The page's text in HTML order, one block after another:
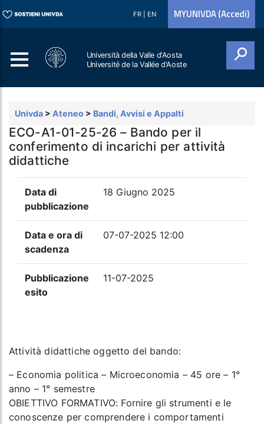
FR EN MYUNIVDA (Accedi)
Università della Valle d'Aosta
Université de la Vallée d'Aoste
Univda > Ateneo > Bandi, Avvisi e Appalti
ECO-A1-01-25-26 – Bando per il
conferimento di incarichi per attività
didattiche
Data di
pubblicazione
18 Giugno 2025
Data e ora di
scadenza
07-07-2025 12:00
Pubblicazione
esito
11-07-2025
Attività didattiche oggetto del bando:
– Economia politica – Microeconomia – 45 ore – 1°
anno – 1° semestre
OBIETTIVO FORMATIVO: Fornire gli strumenti e le
conoscenze per comprendere i comportamenti